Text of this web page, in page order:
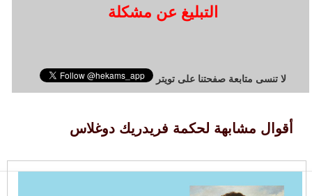
التبليغ عن مشكلة
لا تنسى متابعة صفحتنا على تويتر
أقوال مشابهة لحكمة فريدريك دوغلاس